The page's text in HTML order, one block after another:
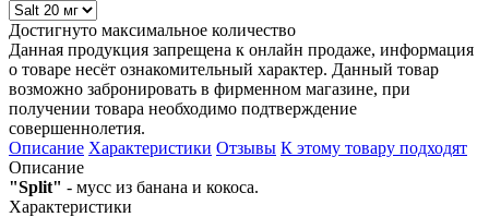
Достигнуто максимальное количество
Данная продукция запрещена к онлайн продаже, информация
о товаре несёт ознакомительный характер. Данный товар
возможно забронировать в фирменном магазине, при
получении товара необходимо подтверждение
совершеннолетия.
Описание Характеристики Отзывы К этому товару подходят
Описание
"Split" - мусс из банана и кокоса.
Характеристики